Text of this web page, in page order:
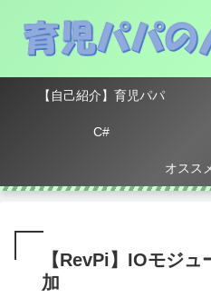
【自己紹介】育児パパ
C#
オスス
【RevPi】IOモジ
加